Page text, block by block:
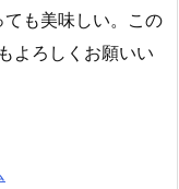
も美味しい。この
よろしくお願いい